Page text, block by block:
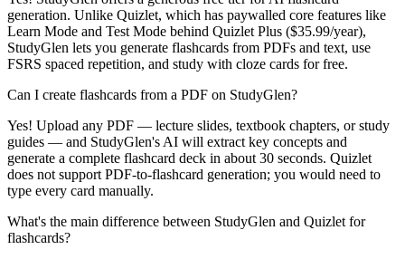
generation. Unlike Quizlet, which has paywalled core features like
Learn Mode and Test Mode behind Quizlet Plus ($35.99/year),
StudyGlen lets you generate flashcards from PDFs and text, use
FSRS spaced repetition, and study with cloze cards for free.
Can I create flashcards from a PDF on StudyGlen?
Yes! Upload any PDF — lecture slides, textbook chapters, or study
guides — and StudyGlen's AI will extract key concepts and
generate a complete flashcard deck in about 30 seconds. Quizlet
does not support PDF-to-flashcard generation; you would need to
type every card manually.
What's the main difference between StudyGlen and Quizlet for
flashcards?